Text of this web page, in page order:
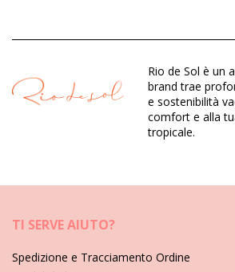
Composizione: 84% Nylon, 16%
Fodera: 84% Polyamide, 16%
Protezione UV: UPF 50+
HS CODE (Codice doganale):
EAN: S (7899810458773), M
Peso: 45g / 0.1lb / 1.59oz
La stampa non è esatta e può variare
Foto ritoccate
Rio de Sol è un
brand trae
e sostenibilità
comfort e alla
tropicale.
TI SERVE AIUTO?
Spedizione e Tracciamento Ordine